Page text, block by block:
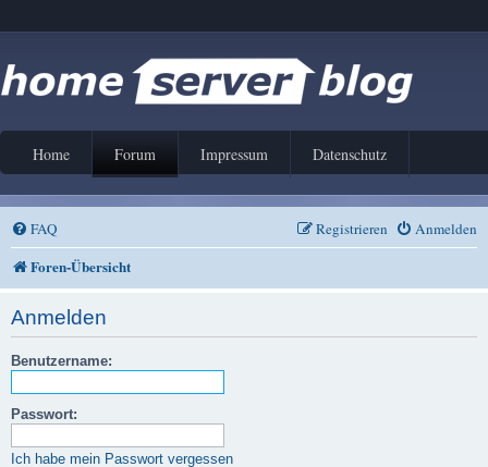
Home Forum Impressum Datenschutz
FAQ Anmelden
Registrieren
Foren-Übersicht
Anmelden
Benutzername:
Passwort:
Ich habe mein Passwort vergessen